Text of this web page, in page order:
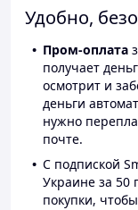
Удобно,
Пром-оплата
получает
осмотрит и
деньги
нужно
почте.
С подпиской
Украине за 50
покупки,